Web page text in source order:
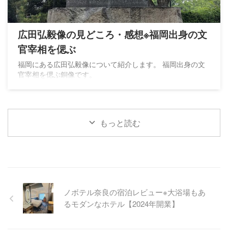
広田弘毅像の見どころ・感想※福岡出身の文
官宰相を偲ぶ
福岡にある広田弘毅像について紹介します。 福岡出身の文
官宰相を偲ぶ銅像です。
もっと読む
ノボテル奈良の宿泊レビュー※大浴場もあ
るモダンなホテル【2024年開業】